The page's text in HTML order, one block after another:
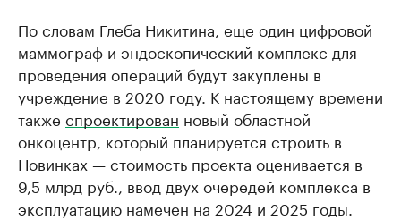
По словам Глеба Никитина, еще один цифровой
маммограф и эндоскопический комплекс для
проведения операций будут закуплены в
учреждение в 2020 году. К настоящему времени
также спроектирован новый областной
онкоцентр, который планируется строить в
Новинках — стоимость проекта оценивается в
9,5 млрд руб., ввод двух очередей комплекса в
эксплуатацию намечен на 2024 и 2025 годы.